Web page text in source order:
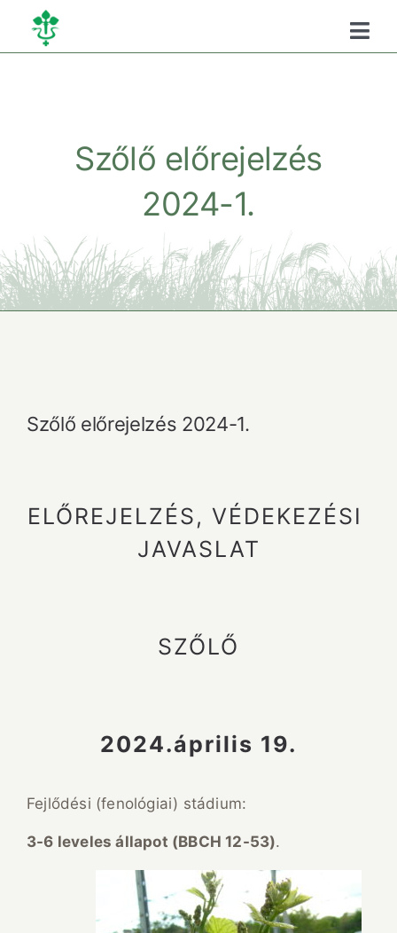
Kihagyás
Kamaráról
Szükséghelyzeti
Szőlő előrejelzés
2024-1.
Szőlő előrejelzés 2024-1.
ELŐREJELZÉS, VÉDEKEZÉSI
JAVASLAT
SZŐLŐ
2024.április 19.
Fejlődési (fenológiai) stádium:
3-6 levelesállapot (BBCH 12-53).